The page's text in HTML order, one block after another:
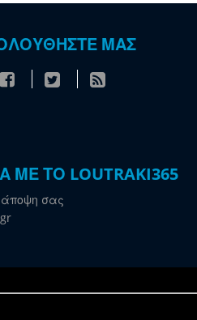
ΜΑΣ
ΜΕ ΤΟ LOUTRAKI365
άποψη σας